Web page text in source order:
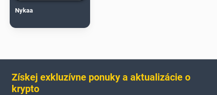
Nykaa
Získej exkluzívne ponuky a aktualizácie o
krypto